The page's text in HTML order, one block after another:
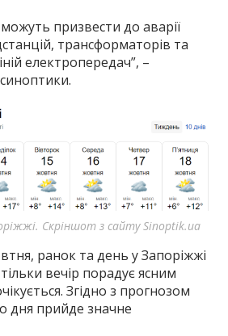
призвести до аварії
трансформаторів та
електропередач”, –
Скріншот з сайту Sinoptik.ua
ранок та день у Запоріжжі
вечір порадує ясним
Згідно з прогнозом
дня прийде значне